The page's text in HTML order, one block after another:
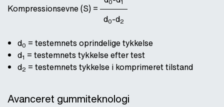
Kompressionsevne (S) =
0 1
d0-d2
d0 = testemnets oprindelige tykkelse
d1 = testemnets tykkelse efter test
d2 = testemnets tykkelse i komprimeret tilstand
Avanceret gummiteknologi